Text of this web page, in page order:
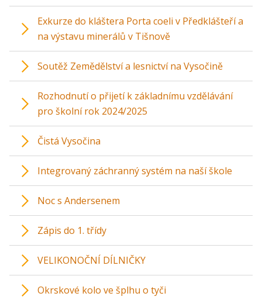
Exkurze do kláštera Porta coeli v Předklášteří a
na výstavu minerálů v Tišnově
Soutěž Zemědělství a lesnictví na Vysočině
Rozhodnutí o přijetí k základnímu vzdělávání
pro školní rok 2024/2025
Čistá Vysočina
Integrovaný záchranný systém na naší škole
Noc s Andersenem
Zápis do 1. třídy
VELIKONOČNÍ DÍLNIČKY
Okrskové kolo ve šplhu o tyči